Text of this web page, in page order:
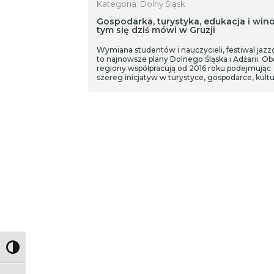
Toggle High Contrast
Kategoria: Dolny Śląsk
Gospodarka, turystyka, edukacja i
tym się dziś mówi w Gruzji
Wymiana studentów i nauczycieli, festiwal
to najnowsze plany Dolnego Śląska i Adżarii.
regiony współpracują od 2016 roku podejmując
szereg inicjatyw w turystyce, gospodarce,